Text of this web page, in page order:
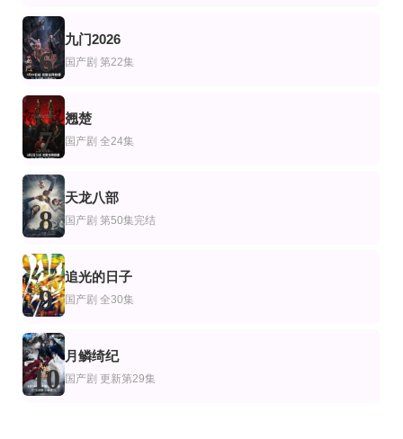
6
九门2026
国产剧 第22集
7
翘楚
国产剧 全24集
8
天龙八部
国产剧 第50集完结
9
追光的日子
国产剧 全30集
10
月鳞绮纪
国产剧 更新第29集